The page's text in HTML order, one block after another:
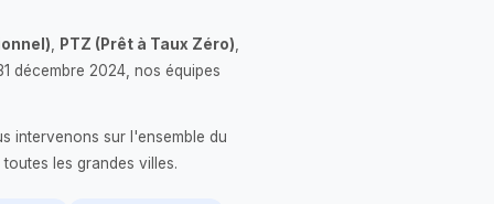
PTZ (Prêt à Taux Zéro)
décembre 2024, nos équipes
intervenons sur l'ensemble du
les grandes villes.